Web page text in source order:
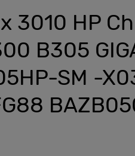
3010 HP
B305
SM -